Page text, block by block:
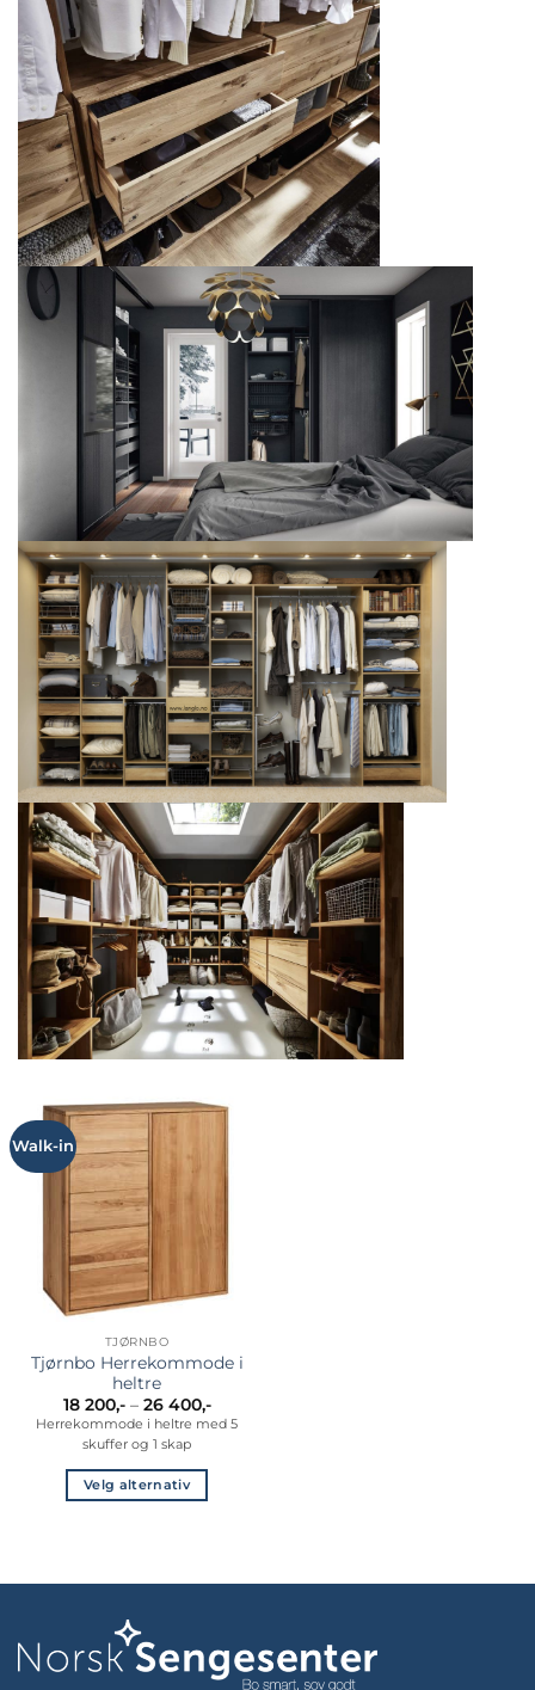
Walk-in
TJØRNBO
Tjørnbo Herrekommode i
heltre
18 200,- – 26 400,-Prisområde:
18
200,-
Herrekommode i heltre med 5
skuffer og 1 skap
Velg alternativ
flere
Alternativene
kan